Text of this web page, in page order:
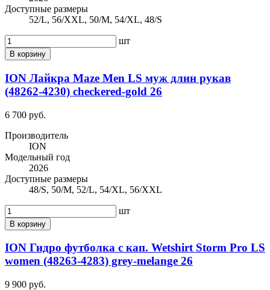
Доступные размеры
52/L, 56/XXL, 50/M, 54/XL, 48/S
шт
В корзину
ION Лайкра Maze Men LS муж длин рукав
(48262-4230) checkered-gold 26
6 700 руб.
Производитель
ION
Модельный год
2026
Доступные размеры
48/S, 50/M, 52/L, 54/XL, 56/XXL
шт
В корзину
ION Гидро футболка с кап. Wetshirt Storm Pro LS
women (48263-4283) grey-melange 26
9 900 руб.